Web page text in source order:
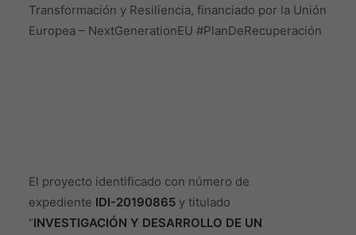
Transformación y Resiliencia, financiado por la Unión
Europea – NextGenerationEU #PlanDeRecuperación
El proyecto identificado con número de
expediente IDI-20190865 y titulado
“INVESTIGACIÓN Y DESARROLLO DE UN